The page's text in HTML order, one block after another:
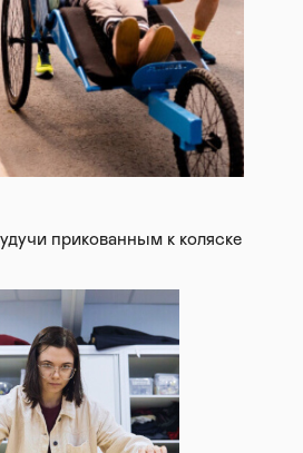
прикованным к коляске